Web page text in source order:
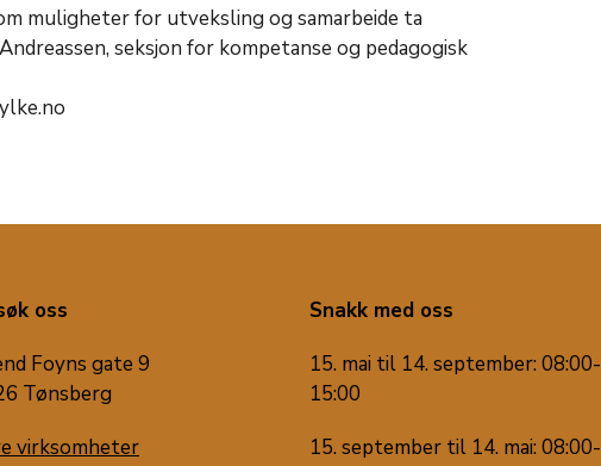
muligheter for utveksling og samarbeide ta
seksjon for kompetanse og pedagogisk
oss
Foyns gate 9
Tønsberg
virksomheter
Snakk med oss
15. mai til 14. september: 08:00-
15:00
15. september til 14. mai: 08:00-